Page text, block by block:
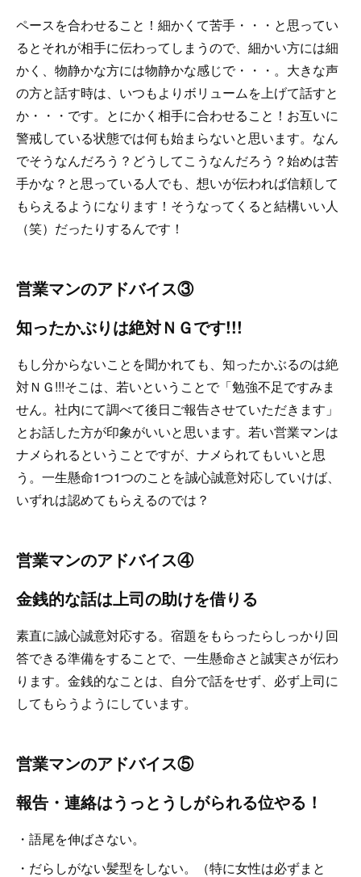
ペースを合わせること！細かくて苦手・・・と思ってい
るとそれが相手に伝わってしまうので、細かい方には細
かく、物静かな方には物静かな感じで・・・。大きな声
の方と話す時は、いつもよりボリュームを上げて話すと
か・・・です。とにかく相手に合わせること！お互いに
警戒している状態では何も始まらないと思います。なん
でそうなんだろう？どうしてこうなんだろう？始めは苦
手かな？と思っている人でも、想いが伝われば信頼して
もらえるようになります！そうなってくると結構いい人
（笑）だったりするんです！
営業マンのアドバイス③
知ったかぶりは絶対ＮＧです!!!
もし分からないことを聞かれても、知ったかぶるのは絶
対ＮＧ!!!そこは、若いということで「勉強不足ですみま
せん。社内にて調べて後日ご報告させていただきます」
とお話した方が印象がいいと思います。若い営業マンは
ナメられるということですが、ナメられてもいいと思
う。一生懸命1つ1つのことを誠心誠意対応していけば、
いずれは認めてもらえるのでは？
営業マンのアドバイス④
金銭的な話は上司の助けを借りる
素直に誠心誠意対応する。宿題をもらったらしっかり回
答できる準備をすることで、一生懸命さと誠実さが伝わ
ります。金銭的なことは、自分で話をせず、必ず上司に
してもらうようにしています。
営業マンのアドバイス⑤
報告・連絡はうっとうしがられる位やる！
・語尾を伸ばさない。
・だらしがない髪型をしない。（特に女性は必ずまと